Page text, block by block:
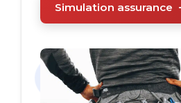
Simulation assurance